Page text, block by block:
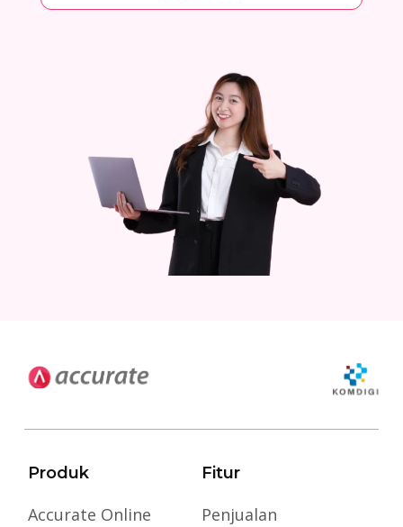
Produk
Accurate Online
Fitur
Penjualan